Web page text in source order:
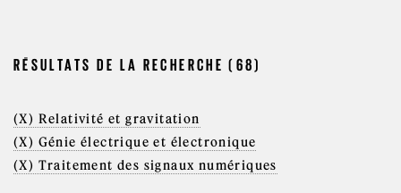
RÉSULTATS DE LA RECHERCHE (68)
(X) Relativité et gravitation
(X) Génie électrique et électronique
(X) Traitement des signaux numériques